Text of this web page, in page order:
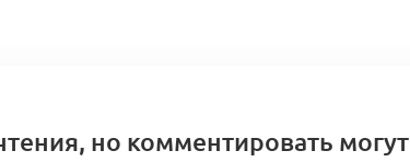
но комментировать могут